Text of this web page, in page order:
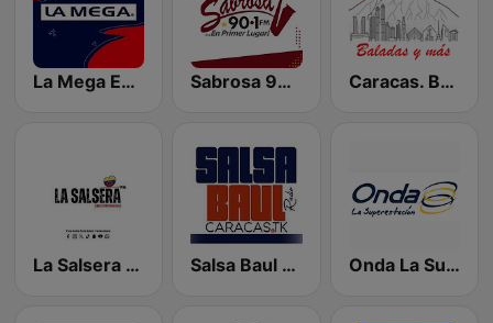
La Mega Estación Sabrosa 90.1 FM Caracas. Baladas y más...
La Salsera FM Salsa Baul Caracas Salsisima Onda La Superestación